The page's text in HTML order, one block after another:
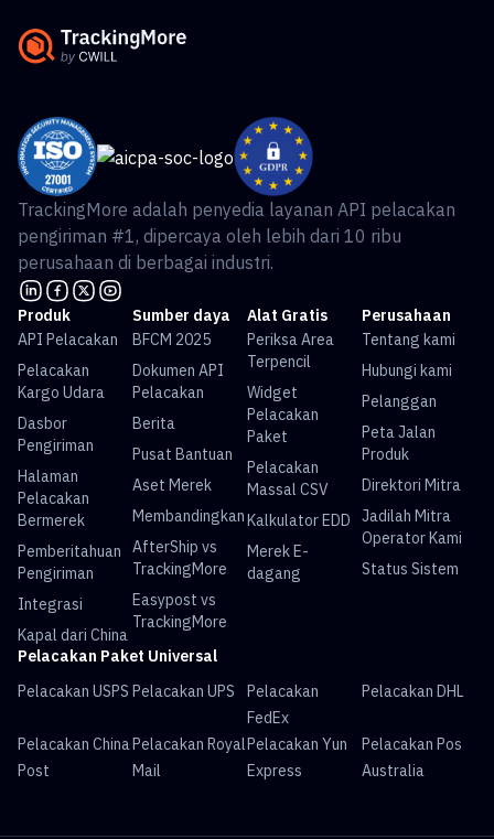
TrackingMore adalah penyedia layanan API pelacakan
pengiriman #1, dipercaya oleh lebih dari 10 ribu
perusahaan di berbagai industri.
Produk
API Pelacakan
Pelacakan
Kargo Udara
Dasbor
Pengiriman
Halaman
Pelacakan
Bermerek
Pemberitahuan
Pengiriman
Integrasi
Kapal dari China
Sumber daya
BFCM 2025
Dokumen API
Pelacakan
Berita
Pusat Bantuan
Aset Merek
Membandingkan
AfterShip vs
TrackingMore
Easypost vs
TrackingMore
Alat Gratis
Periksa Area
Terpencil
Widget
Pelacakan
Paket
Pelacakan
Massal CSV
Kalkulator EDD
Merek E-
dagang
Perusahaan
Tentang kami
Hubungi kami
Pelanggan
Peta Jalan
Produk
Direktori Mitra
Jadilah Mitra
Operator Kami
Status Sistem
Pelacakan Paket Universal
Pelacakan USPS Pelacakan UPS
Pelacakan
FedEx
Pelacakan DHL
Pelacakan China
Post
Pelacakan Royal
Mail
Pelacakan Yun
Express
Pelacakan Pos
Australia